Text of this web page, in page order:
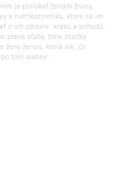
je ponúkať ženám živiny,
a nutrikozmetiku, ktoré sa im
o ich zdravie, krásu a pohodu.
plané sľuby, Sme značka
ženy ženou, ktorá vie, čo
tom siahne.